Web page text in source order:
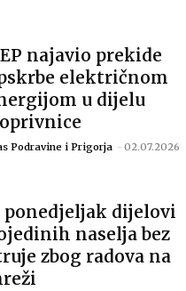
najavio prekide
električnom
u dijelu
Podravine i Prigorja - 02.07.2026
ponedjeljak dijelovi
naselja bez
zbog radova na